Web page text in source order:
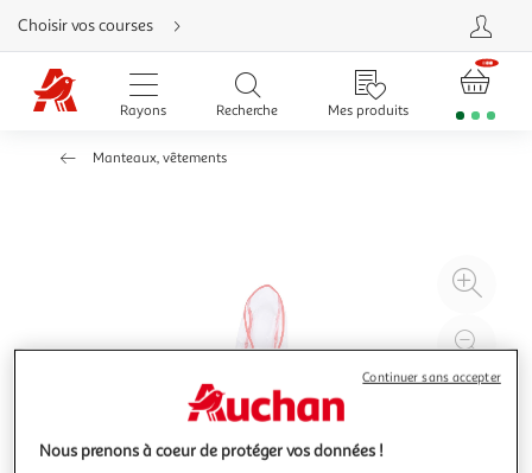
Aller
directement
au
contenu
Aller
directement
Aller
Choisir vos courses
Rayons Recherche Mes produits
Manteaux, vêtements
à
Nous prenons à coeur de protéger vos données !
Continuer sans accepter